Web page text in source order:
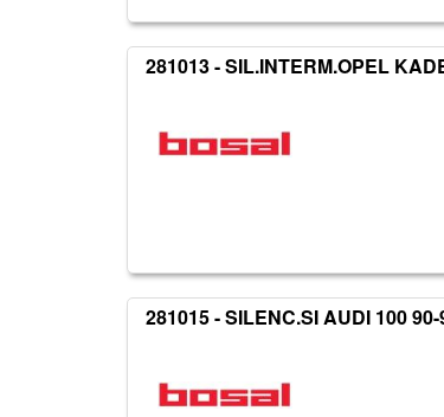
281013 - SIL.INTERM.OPEL
281015 - SILENC.SI AUDI 100